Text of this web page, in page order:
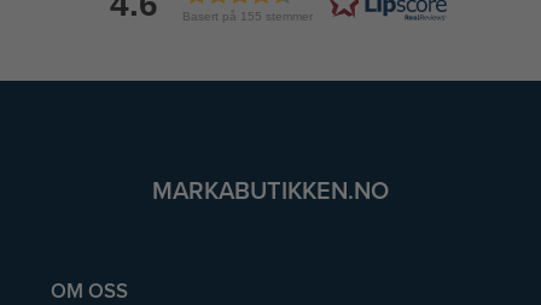
Basert på 155 stemmer
MARKABUTIKKEN.NO
OM OSS